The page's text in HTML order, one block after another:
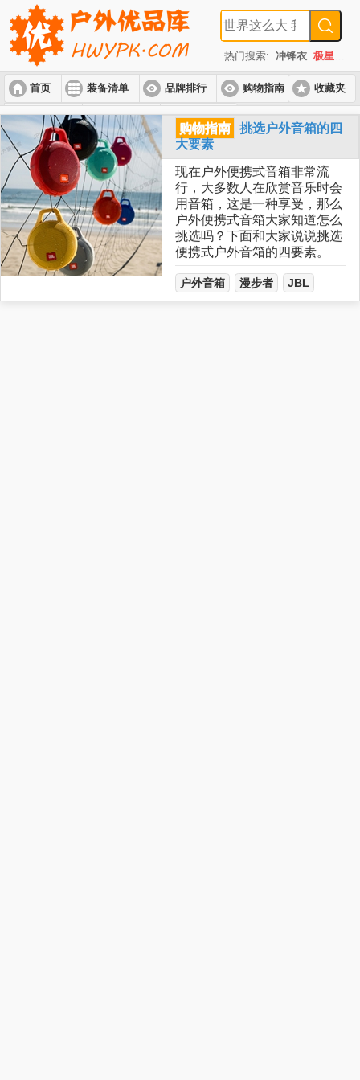
热门搜索: 冲锋衣 极星
首页 装备清单 品牌排行 购物指南
入门套装 进阶套装 高端套装
收藏夹
购物指南
挑选户外音箱的四
大要素
现在户外便携式音箱非常流
行，大多数人在欣赏音乐时会
用音箱，这是一种享受，那么
户外便携式音箱大家知道怎么
挑选吗？下面和大家说说挑选
便携式户外音箱的四要素。
户外音箱 漫步者 JBL